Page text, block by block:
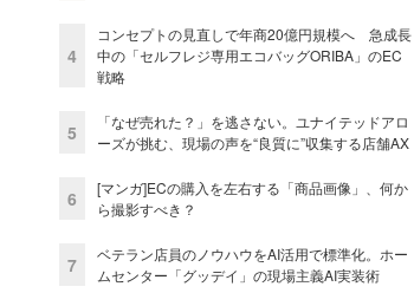
4
コンセプトの見直しで年商20億円規模へ 急成長
中の「セルフレジ専用エコバッグORIBA」のEC
戦略
5
「なぜ売れた？」を逃さない。ユナイテッドアロ
ーズが挑む、現場の声を“良質に”収集する店舗AX
6
[マンガ]ECの購入を左右する「商品画像」、何か
ら撮影すべき？
7
ベテラン店員のノウハウをAI活用で標準化。ホー
ムセンター「グッデイ」の現場主義AI実装術